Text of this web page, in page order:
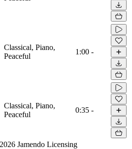
Classical, Piano,
Peaceful
1:00 -
Classical, Piano,
Peaceful
0:35 -
2026 Jamendo Licensing